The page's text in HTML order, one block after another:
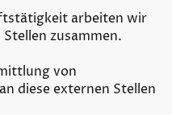
arbeiten wir
zusammen.
von
diese externen Stellen